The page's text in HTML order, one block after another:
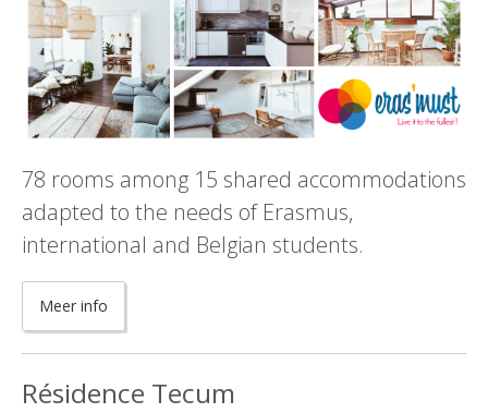
78 rooms among 15 shared accommodations
adapted to the needs of Erasmus,
international and Belgian students.
Meer info
Résidence Tecum